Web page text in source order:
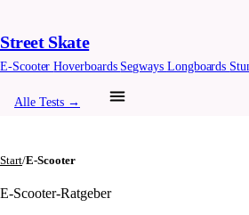
Street Skate
E-ScooterHoverboards Segways Longboards
Alle Tests →
Start/E-Scooter
E-Scooter-Ratgeber